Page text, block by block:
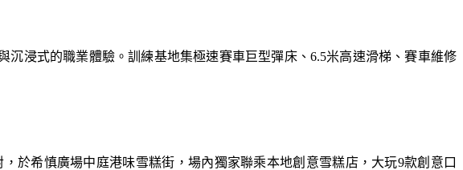
沉浸式的職業體驗。訓練基地集極速賽車巨型彈床、6.5米高速滑梯、賽車維修
於希慎廣場中庭港味雪糕街，場內獨家聯乘本地創意雪糕店，大玩9款創意口